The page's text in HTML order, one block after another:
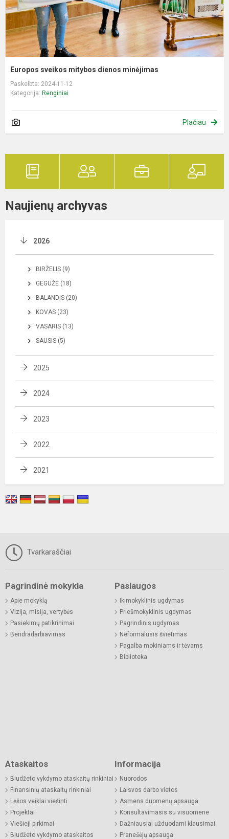
Europos sveikos mitybos dienos minėjimas
Paskelbta: 2024-11-12
Kategorija: Renginiai
Plačiau
Naujienų archyvas
2026
BIRŽELIS (9)
GEGUŽĖ (18)
BALANDIS (20)
KOVAS (23)
VASARIS (13)
SAUSIS (5)
2025
2024
2023
2022
2021
Tvarkaraščiai
Pagrindinė mokykla
Apie mokyklą
Vizija, misija, vertybės
Pasiekimų patikrinimai
Bendradarbiavimas
Paslaugos
Ikimokyklinis ugdymas
Priešmokyklinis ugdymas
Pagrindinis ugdymas
Neformalusis švietimas
Pagalba mokiniams ir tėvams
Biblioteka
Ataskaitos
Biudžeto vykdymo ataskaitų rinkiniai
Finansinių ataskaitų rinkiniai
Lėšos veiklai viešinti
Projektai
Viešieji pirkimai
Biudžeto vykdymo ataskaitos
Informacija
Nuorodos
Laisvos darbo vietos
Asmens duomenų apsauga
Konsultavimasis su visuomene
Dažniausiai užduodami klausimai
Pranešėjų apsauga